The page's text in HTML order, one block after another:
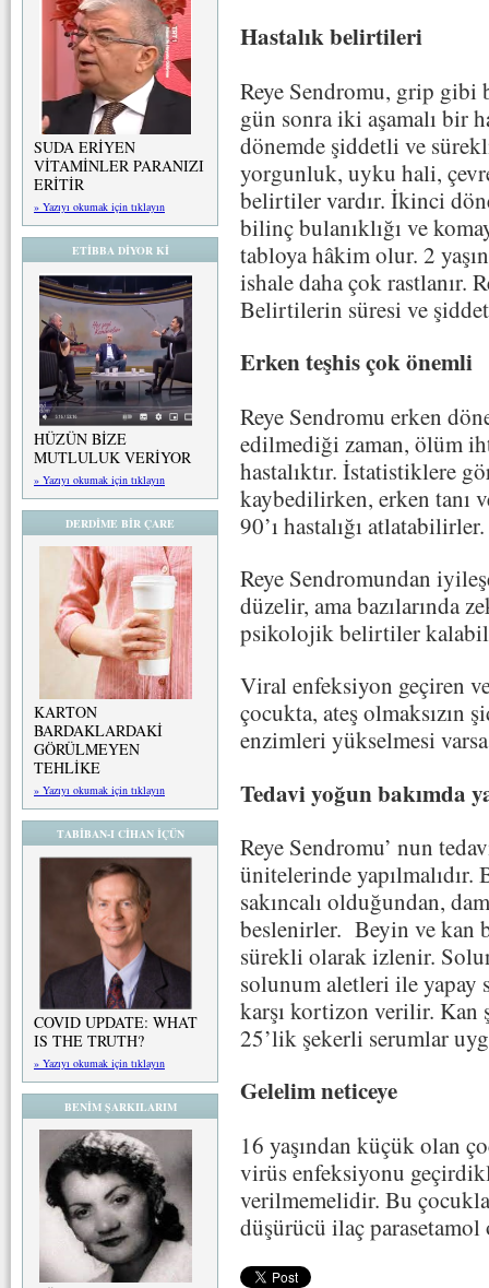
SUDA ERİYEN
VİTAMİNLER PARANIZI
ERİTİR
» Yazıyı okumak için tıklayın
ETİBBA DİYOR Kİ
HÜZÜN BİZE
MUTLULUK VERİYOR
» Yazıyı okumak için tıklayın
DERDİME BİR ÇARE
KARTON
BARDAKLARDAKİ
GÖRÜLMEYEN
TEHLİKE
» Yazıyı okumak için tıklayın
TABİBAN-I CİHAN İÇÜN
COVID UPDATE: WHAT
IS THE TRUTH?
» Yazıyı okumak için tıklayın
BENİM ŞARKILARIM
Hastalık belirtileri
Reye Sendromu, grip
gün sonra iki aşamalı bir
dönemde şiddetli ve
yorgunluk, uyku hali,
belirtiler vardır. İkinci
bilinç bulanıklığı ve
tabloya hâkim olur. 2
ishale daha çok rastlanır.
Belirtilerin süresi ve
Erken teşhis çok önemli
Reye Sendromu erken
edilmediği zaman, ölüm
hastalıktır. İstatistiklere
kaybedilirken, erken tanı
90’ı hastalığı atlatabilirler.
Reye Sendromundan
düzelir, ama bazılarında
psikolojik belirtiler
Viral enfeksiyon geçiren
çocukta, ateş olmaksızın
enzimleri yükselmesi
Tedavi yoğun bakımda
Reye Sendromu’ nun
ünitelerinde yapılmalıdır.
sakıncalı olduğundan,
beslenirler. Beyin ve kan
sürekli olarak izlenir.
solunum aletleri ile yapay
karşı kortizon verilir. Kan
25’lik şekerli serumlar
Gelelim neticeye
16 yaşından küçük olan
virüs enfeksiyonu
verilmemelidir. Bu
düşürücü ilaç parasetamol